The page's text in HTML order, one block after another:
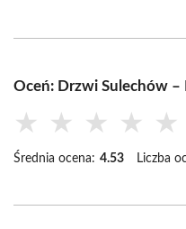
Oceń: Drzwi Sulechów –
★ ★ ★ ★ ★
Średnia ocena: 4.53 Liczba